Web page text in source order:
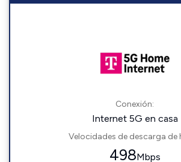
Conexión:
Internet 5G en casa
Velocidades de descarga de
498Mbps